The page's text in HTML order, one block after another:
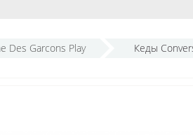
Des Garcons Play Кеды